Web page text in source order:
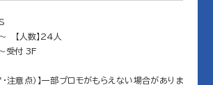
【人数】24人
受付 3F
・注意点）】一部プロモがもらえない場合がありま